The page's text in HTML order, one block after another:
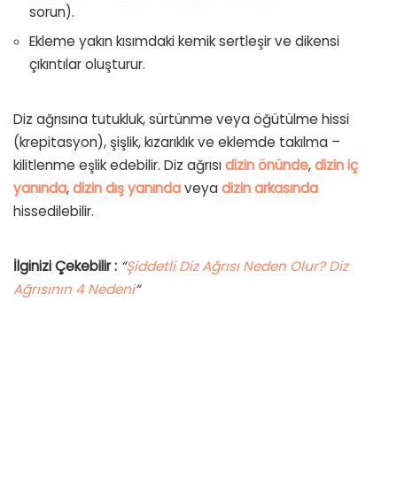
sorun).
Ekleme yakın kısımdaki kemik sertleşir ve dikensi
çıkıntılar oluşturur.
Diz ağrısına tutukluk, sürtünme veya öğütülme hissi
(krepitasyon), şişlik, kızarıklık ve eklemde takılma –
kilitlenme eşlik edebilir. Diz ağrısıdizin önünde,dizin iç
yanında,dizin dış yanındaveya dizin arkasında
hissedilebilir.
İlginizi Çekebilir : “Şiddetli Diz Ağrısı Neden Olur? Diz
Ağrısının 4 Nedeni“